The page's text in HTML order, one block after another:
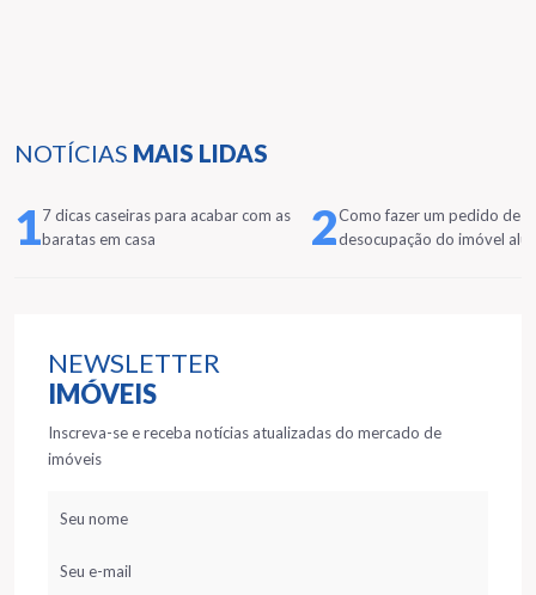
NOTÍCIAS MAIS LIDAS
17 dicas caseiras para acabar com as
baratas em casa
2Como fazer um pedido de
desocupação do imóvel
NEWSLETTER
IMÓVEIS
Inscreva-se e receba notícias atualizadas do mercado de
imóveis